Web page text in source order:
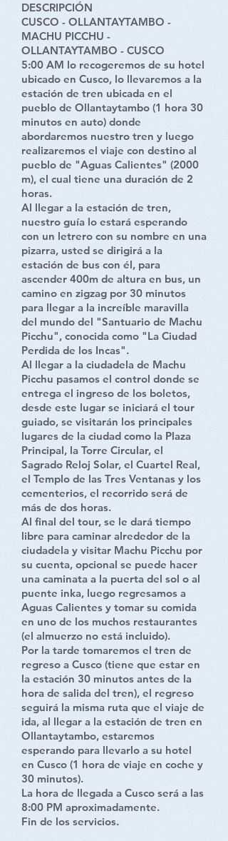
DESCRIPCIÓN
CUSCO - OLLANTAYTAMBO -
MACHU PICCHU -
OLLANTAYTAMBO - CUSCO
5:00 AM lo recogeremos de su hotel
ubicado en Cusco, lo llevaremos a la
estación de tren ubicada en el
pueblo de Ollantaytambo (1 hora 30
minutos en auto) donde
abordaremos nuestro tren y luego
realizaremos el viaje con destino al
pueblo de "Aguas Calientes" (2000
m), el cual tiene una duración de 2
horas.
Al llegar a la estación de tren,
nuestro guía lo estará esperando
con un letrero con su nombre en una
pizarra, usted se dirigirá a la
estación de bus con él, para
ascender 400m de altura en bus, un
camino en zigzag por 30 minutos
para llegar a la increíble maravilla
del mundo del "Santuario de Machu
Picchu", conocida como "La Ciudad
Perdida de los Incas".
Al llegar a la ciudadela de Machu
Picchu pasamos el control donde se
entrega el ingreso de los boletos,
desde este lugar se iniciará el tour
guiado, se visitarán los principales
lugares de la ciudad como la Plaza
Principal, la Torre Circular, el
Sagrado Reloj Solar, el Cuartel Real,
el Templo de las Tres Ventanas y los
cementerios, el recorrido será de
más de dos horas.
Al final del tour, se le dará tiempo
libre para caminar alrededor de la
ciudadela y visitar Machu Picchu por
su cuenta, opcional se puede hacer
una caminata a la puerta del sol o al
puente inka, luego regresamos a
Aguas Calientes y tomar su comida
en uno de los muchos restaurantes
(el almuerzo no está incluido).
Por la tarde tomaremos el tren de
regreso a Cusco (tiene que estar en
la estación 30 minutos antes de la
hora de salida del tren), el regreso
seguirá la misma ruta que el viaje de
ida, al llegar a la estación de tren en
Ollantaytambo, estaremos
esperando para llevarlo a su hotel
en Cusco (1 hora de viaje en coche y
30 minutos).
La hora de llegada a Cusco será a las
8:00 PM aproximadamente.
Fin de los servicios.